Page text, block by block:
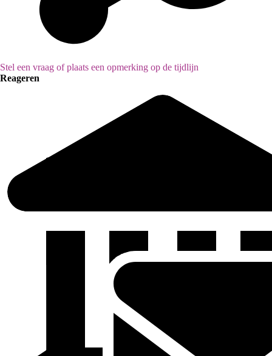
Stel een vraag of plaats een opmerking op de tijdlijn
Reageren